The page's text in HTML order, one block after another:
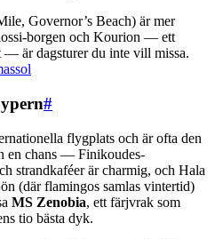
Governor’s Beach) är mer
borgen och Kourion — ett
— är dagsturer du inte vill missa.
#
flygplats och är ofta den
en chans — Finikoudes-
strandkaféer är charmig, och Hala
(där flamingos samlas vintertid)
MS Zenobia, ett färjvrak som
tio bästa dyk.